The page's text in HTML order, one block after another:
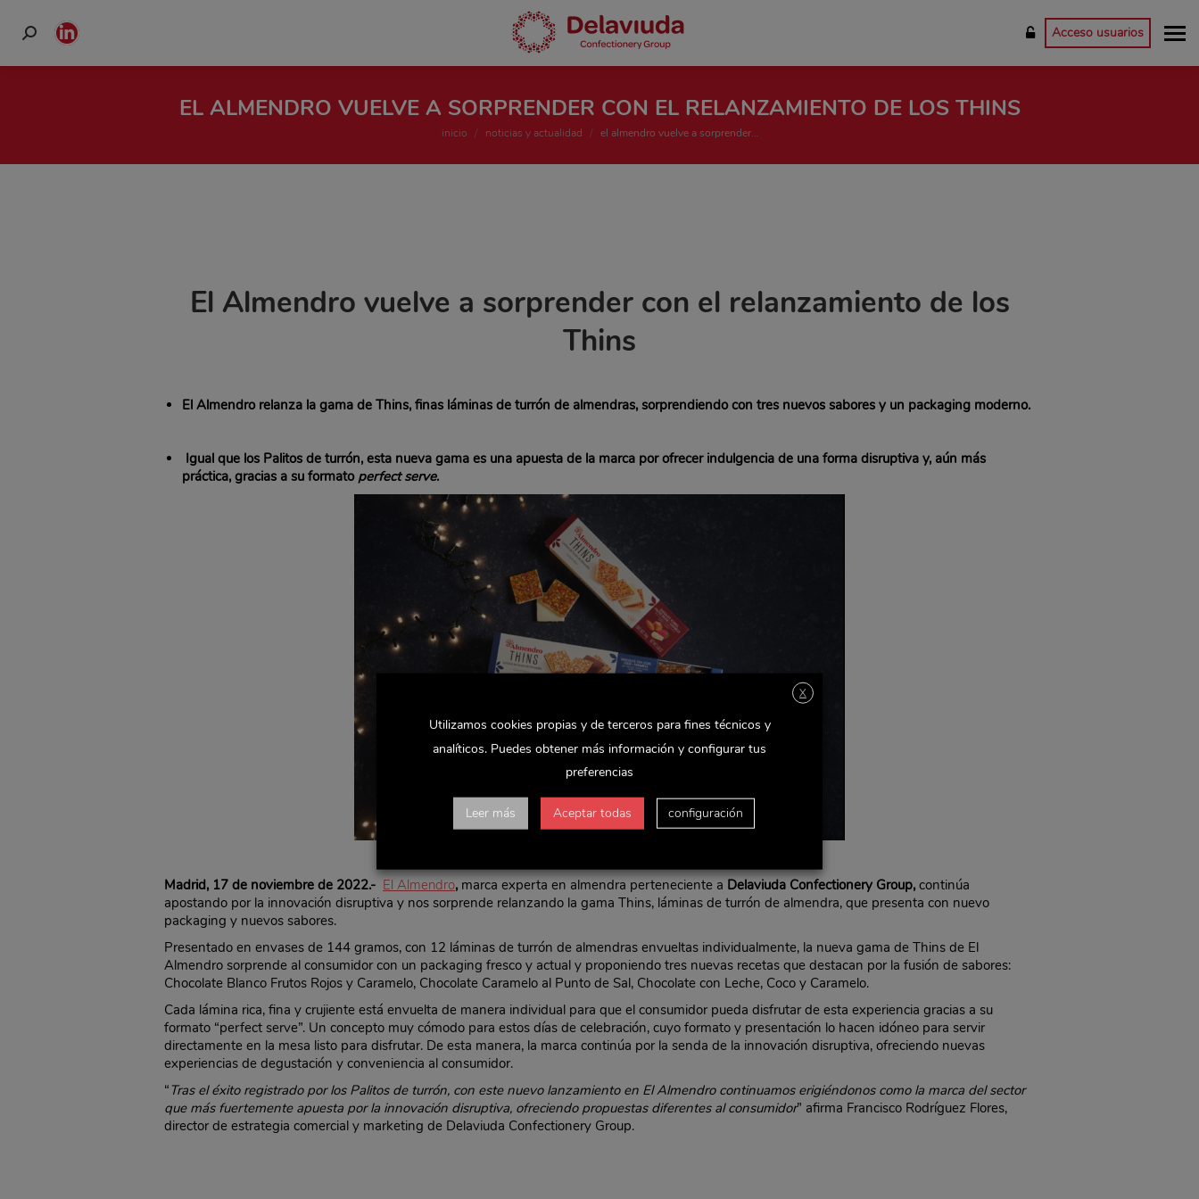
Buscar:
Linkedin
page
window
Acceso usuarios
EL ALMENDRO VUELVE A SORPRENDER CON EL RELANZAMIENTO DE LOS THINS
Estás aquí:
inicio noticias y actualidad el almendro vuelve a sorprender…
El Almendro vuelve a sorprender con el relanzamiento de los
Thins
El Almendro relanza la gama de Thins, finas láminas de turrón de almendras, sorprendiendo con tres nuevos sabores y un packaging moderno.
Igual que los Palitos de turrón, esta nueva gama es una apuesta de la marca por ofrecer indulgencia de una forma disruptiva y, aún más
práctica, gracias a su formato perfect serve.
Madrid, 17 de noviembre de 2022.- El Almendro, marca experta en almendra perteneciente a Delaviuda Confectionery Group,continúa
apostando por la innovación disruptiva y nos sorprende relanzando la gama Thins, láminas de turrón de almendra, que presenta con nuevo
packaging y nuevos sabores.
Presentado en envases de 144 gramos, con 12 láminas de turrón de almendras envueltas individualmente, la nueva gama de Thins de El
Almendro sorprende al consumidor con un packaging fresco y actual y proponiendo tres nuevas recetas que destacan por la fusión de sabores:
Chocolate Blanco Frutos Rojos y Caramelo, Chocolate Caramelo al Punto de Sal, Chocolate con Leche, Coco y Caramelo.
Cada lámina rica, fina y crujiente está envuelta de manera individual para que el consumidor pueda disfrutar de esta experiencia gracias a su
formato “perfect serve”. Un concepto muy cómodo para estos días de celebración, cuyo formato y presentación lo hacen idóneo para servir
directamente en la mesa listo para disfrutar. De esta manera, la marca continúa por la senda de la innovación disruptiva, ofreciendo nuevas
experiencias de degustación y conveniencia al consumidor.
“ Tras el éxito registrado por los Palitos de turrón, con este nuevo lanzamiento en El Almendro continuamos erigiéndonos como la marca del sector
que más fuertemente apuesta por la innovación disruptiva, ofreciendo propuestas diferentes al consumidor” afirma Francisco Rodríguez Flores,
director de estrategia comercial y marketing de Delaviuda Confectionery Group.
X
Utilizamos cookies propias y de terceros para fines técnicos y
analíticos. Puedes obtener más información y configurar tus
preferencias
Leer más Aceptar todas configuración